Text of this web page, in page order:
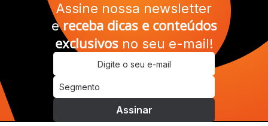
Assine nossa newsletter
ereceba dicas e conteúdos
exclusivosno seu e-mail!